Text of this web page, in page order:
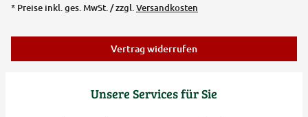
Unsere Services für Sie
* Preise inkl. ges. MwSt. / zzgl.Versandkosten
Vertrag widerrufen